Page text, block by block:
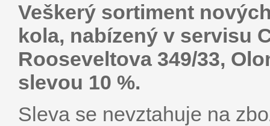
Veškerý sortiment
kola, nabízený v servisu
Rooseveltova 349/33,
slevou 10 %.
Sleva se nevztahuje na